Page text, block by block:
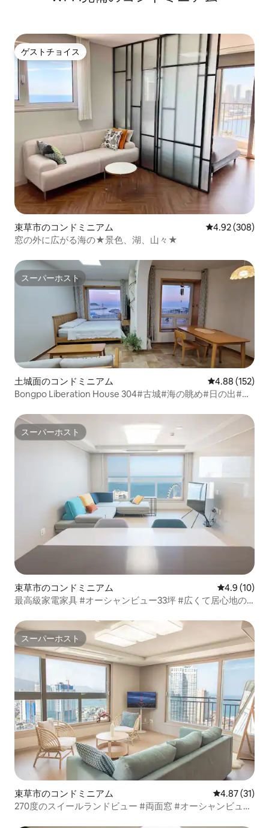
ゲストチョイス
ゲストチョイス
束草市のコンドミニアム レビュー308
4.92 (308)
窓の外に広がる海の★景色、湖、山々★
スーパーホスト
スーパーホスト
土城面のコンドミニアム レビュー152
4.88 (152)
Bongpo Liberation House 304#古城#海の眺め#日の出#灯
スーパーホスト
スーパーホスト
束草市のコンドミニアム レビュー10
4.9 (10)
最高級家電家具 #オーシャンビュー33坪 #広くて居心地の
スーパーホスト
スーパーホスト
束草市のコンドミニアム レビュー31
4.87 (31)
270度のスイールランドビュー #両面窓 #オーシャンビュー